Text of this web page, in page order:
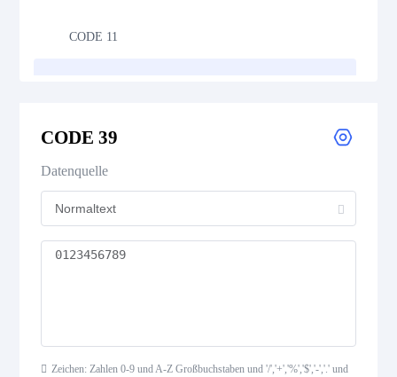
CODE 11
CODE 39 Mod 43
CODE 93
Codabar
Standard 2 of 5
CODE 39
Datenquelle
Zeichen: Zahlen 0-9 und A-Z Großbuchstaben und '/','+','%','$','-','.' und